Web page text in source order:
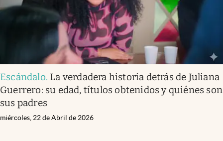
Escándalo. La verdadera historia detrás de Juliana
Guerrero: su edad, títulos obtenidos y quiénes son
sus padres
miércoles, 22 de Abril de 2026